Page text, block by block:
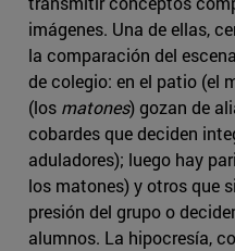
imágenes. Una de ellas,
la comparación del
de colegio: en el patio (el
(los matones) gozan de
cobardes que deciden
aduladores); luego hay
los matones) y otros que
presión del grupo o
alumnos. La hipocresía,